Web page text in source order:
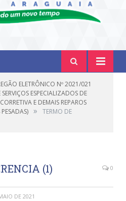
ELETRÔNICO Nº 2021/021
ESPECIALIZADOS DE
E DEMAIS REPAROS
»
TERMO DE
(1) 0
DE 2021